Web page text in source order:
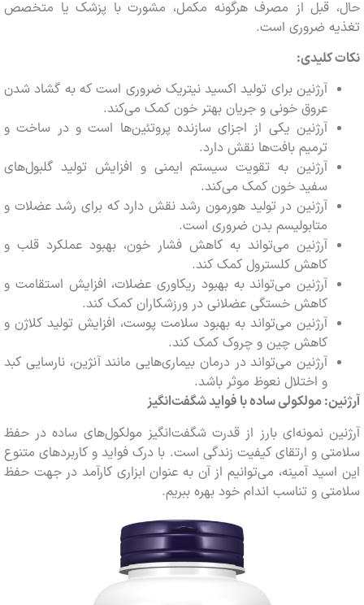
قبل از مصرف هرگونه مکمل، مشورت با پزشک یا متخصص
ضروری است.
کلیدی:
آرژنین برای تولید اکسید نیتریک ضروری است که به گشاد شدن
عروق خونی و جریان بهتر خون کمک می‌کند.
آرژنین یکی از اجزای سازنده پروتئین‌ها است و در ساخت و
ترمیم بافت‌ها نقش دارد.
آرژنین به تقویت سیستم ایمنی و افزایش تولید گلبول‌های
سفید خون کمک می‌کند.
آرژنین در تولید هورمون رشد نقش دارد که برای رشد عضلات و
متابولیسم بدن ضروری است.
آرژنین می‌تواند به کاهش فشار خون، بهبود عملکرد قلب و
کاهش کلسترول کمک کند.
آرژنین می‌تواند به بهبود ریکاوری عضلات، افزایش استقامت و
کاهش خستگی عضلانی در ورزشکاران کمک کند.
آرژنین می‌تواند به بهبود سلامت پوست، افزایش تولید کلاژن و
کاهش چین و چروک کمک کند.
آرژنین می‌تواند در درمان بیماری‌هایی مانند آنژین، نارسایی کبد
و اختلال نعوظ موثر باشد.
مولکولی ساده با فواید شگفت‌انگیز
نمونه‌ای بارز از قدرت شگفت‌انگیز مولکول‌های ساده در حفظ
و ارتقای کیفیت زندگی است. با درک فواید و کاربردهای متنوع
آمینه، می‌توانیم از آن به عنوان ابزاری کارآمد در جهت حفظ
و تناسب اندام خود بهره ببریم.